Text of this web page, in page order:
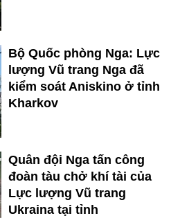
Bộ Quốc phòng Nga: Lực
lượng Vũ trang Nga đã
kiểm soát Aniskino ở tỉnh
Kharkov
Quân đội Nga tấn công
đoàn tàu chở khí tài của
Lực lượng Vũ trang
Ukraina tại tỉnh